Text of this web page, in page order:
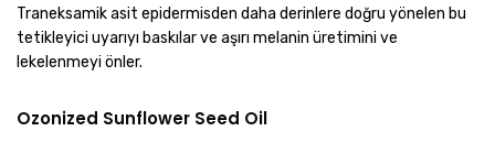
Traneksamik asit epidermisden daha derinlere doğru yönelen bu
tetikleyici uyarıyı baskılar ve aşırı melanin üretimini ve
lekelenmeyi önler.
Ozonized Sunflower Seed Oil